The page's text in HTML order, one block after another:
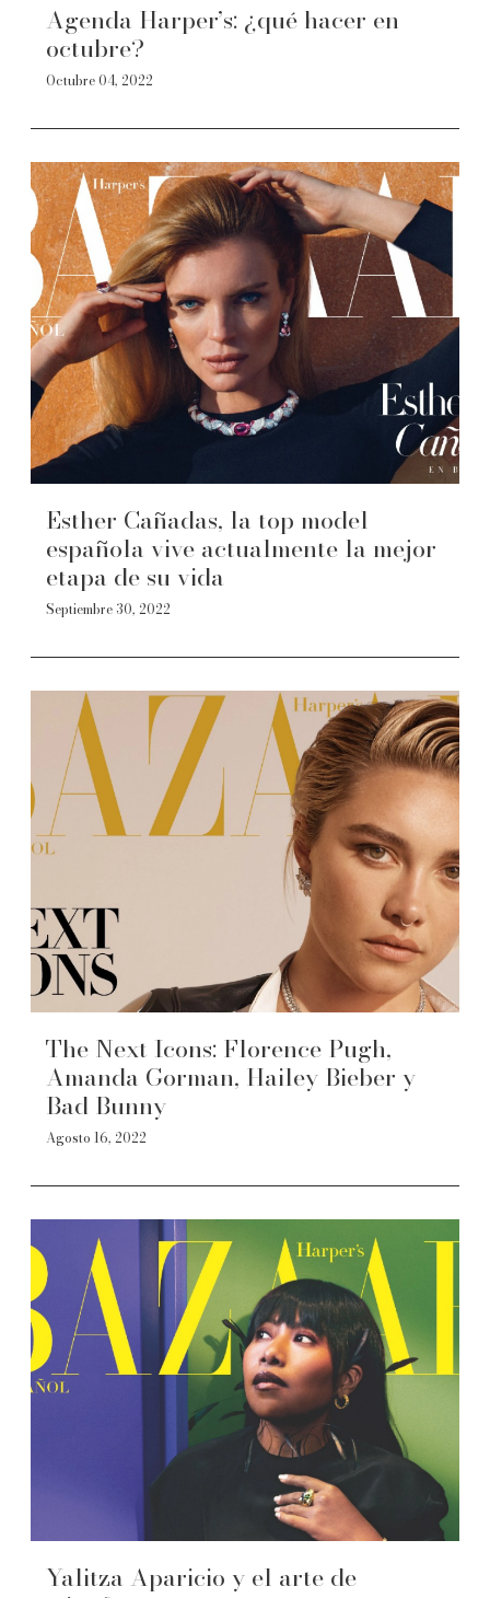
Agenda Harper’s: ¿qué hacer en
octubre?
Octubre 04, 2022
Esther Cañadas, la top model
española vive actualmente la mejor
etapa de su vida
Septiembre 30, 2022
The Next Icons: Florence Pugh,
Amanda Gorman, Hailey Bieber y
Bad Bunny
Agosto 16, 2022
Yalitza Aparicio y el arte de